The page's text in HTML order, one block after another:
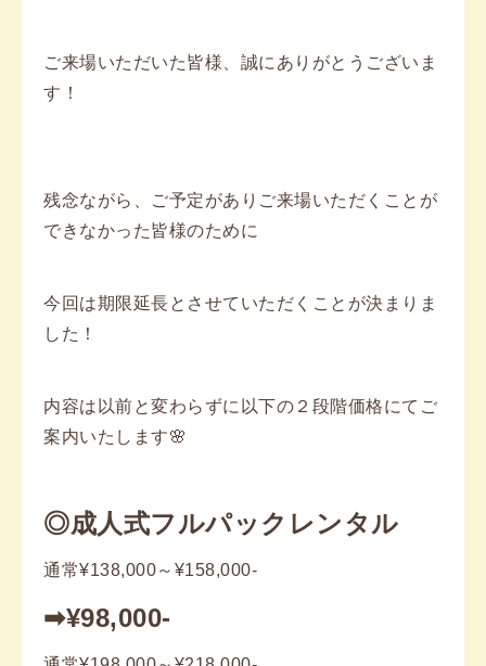
ご来場いただいた皆様、誠にありがとうございま
す！
残念ながら、ご予定がありご来場いただくことが
できなかった皆様のために
今回は期限延長とさせていただくことが決まりま
した！
内容は以前と変わらずに以下の２段階価格にてご
案内いたします🌸
◎成人式フルパックレンタル
通常¥138,000～¥158,000-
➡¥98,000-